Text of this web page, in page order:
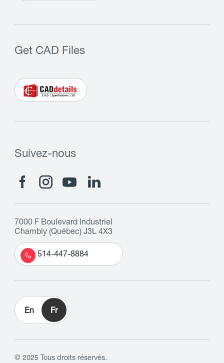
Get CAD Files
Suivez-nous
7000 F Boulevard Industriel
Chambly (Québec) J3L 4X3
514-447-8884
En Fr
© 2025 Tous droits réservés.